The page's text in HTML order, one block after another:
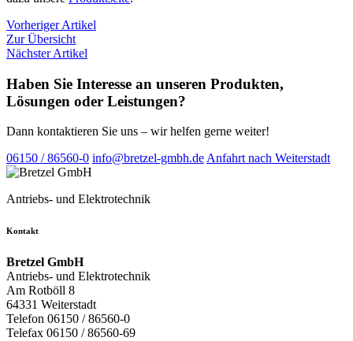
Vorheriger Artikel
Zur Übersicht
Nächster Artikel
Haben Sie Interesse an unseren Produkten,
Lösungen oder Leistungen?
Dann kontaktieren Sie uns – wir helfen gerne weiter!
06150 / 86560-0 info@bretzel-gmbh.de Anfahrt nach Weiterstadt
Antriebs- und Elektrotechnik
Kontakt
Bretzel GmbH
Antriebs- und Elektrotechnik
Am Rotböll 8
64331 Weiterstadt
Telefon 06150 / 86560-0
Telefax 06150 / 86560-69